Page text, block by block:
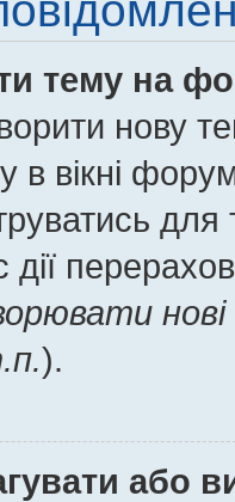
тему на
нову
в вікні
дії
).
або